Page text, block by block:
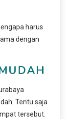
harus
dengan
Tentu saja
tersebut.